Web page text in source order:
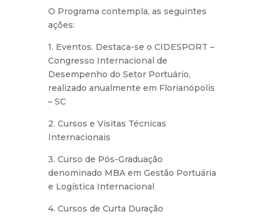
O Programa contempla, as seguintes
ações:
1. Eventos. Destaca-se o CIDESPORT –
Congresso Internacional de
Desempenho do Setor Portuário,
realizado anualmente em Florianópolis
– SC
2. Cursos e Visitas Técnicas
Internacionais
3. Curso de Pós-Graduação
denominado MBA em Gestão Portuária
e Logística Internacional
4. Cursos de Curta Duração